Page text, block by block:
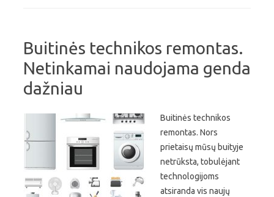
Buitinės technikos remontas.
Netinkamai naudojama genda
dažniau
Buitinės technikos
remontas. Nors
prietaisų mūsų buityje
netrūksta, tobulėjant
technologijoms
atsiranda vis naujų